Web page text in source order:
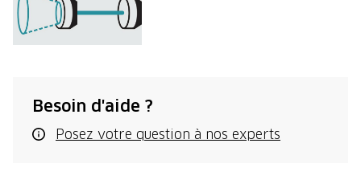
Besoin d'aide ?
Posez votre question à nos experts